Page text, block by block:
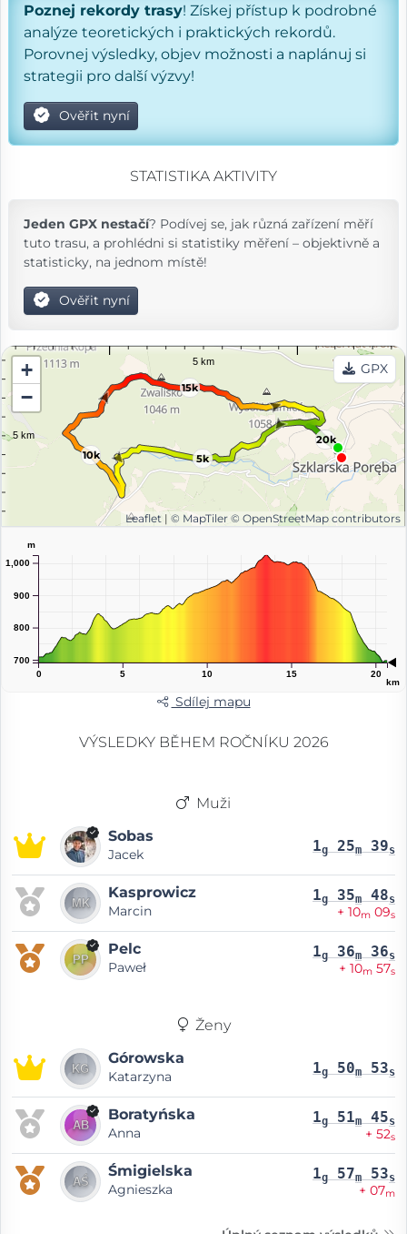
Poznej rekordy trasy! Získej přístup k podrobné
analýze teoretických i praktických rekordů.
Porovnej výsledky, objev možnosti a naplánuj si
strategii pro další výzvy!
Ověřit nyní
STATISTIKA AKTIVITY
Jeden GPX nestačí? Podívej se, jak různá zařízení měří
tuto trasu, a prohlédni si statistiky měření – objektivně a
statisticky, na jednom místě!
Ověřit nyní
20k
10k
5k
15k
+
−
GPX
Leaflet | © MapTiler © OpenStreetMap contributors
0 5 10 15 20
km
700
800
900
1,000
m
Sdílej mapu
VÝSLEDKY BĚHEM ROČNÍKU 2026
Muži
Sobas
Jacek 1g 25m 39s
Kasprowicz
Marcin
1g 35m 48s
+ 10m 09s
Pelc
Paweł
1g 36m 36s
+ 10m 57s
Ženy
Górowska
Katarzyna 1g 50m 53s
Boratyńska
Anna
1g 51m 45s
+ 52s
Śmigielska
Agnieszka
1g 57m 53s
+ 07m